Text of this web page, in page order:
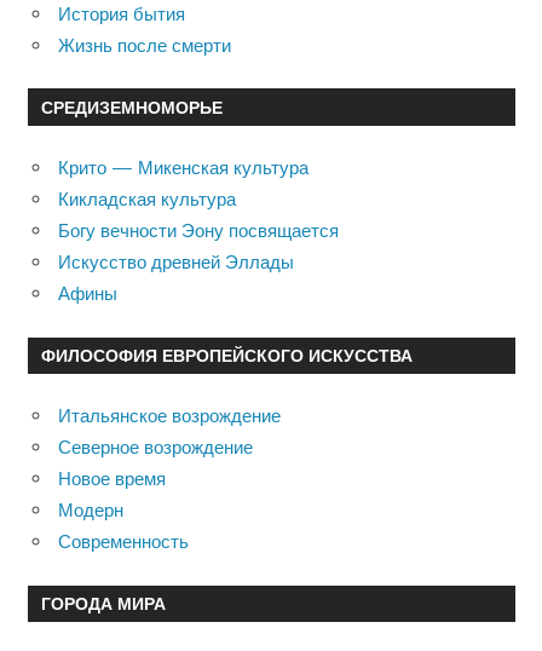
История бытия
Жизнь после смерти
СРЕДИЗЕМНОМОРЬЕ
Крито — Микенская культура
Кикладская культура
Богу вечности Эону посвящается
Искусство древней Эллады
Афины
ФИЛОСОФИЯ ЕВРОПЕЙСКОГО ИСКУССТВА
Итальянское возрождение
Северное возрождение
Новое время
Модерн
Современность
ГОРОДА МИРА